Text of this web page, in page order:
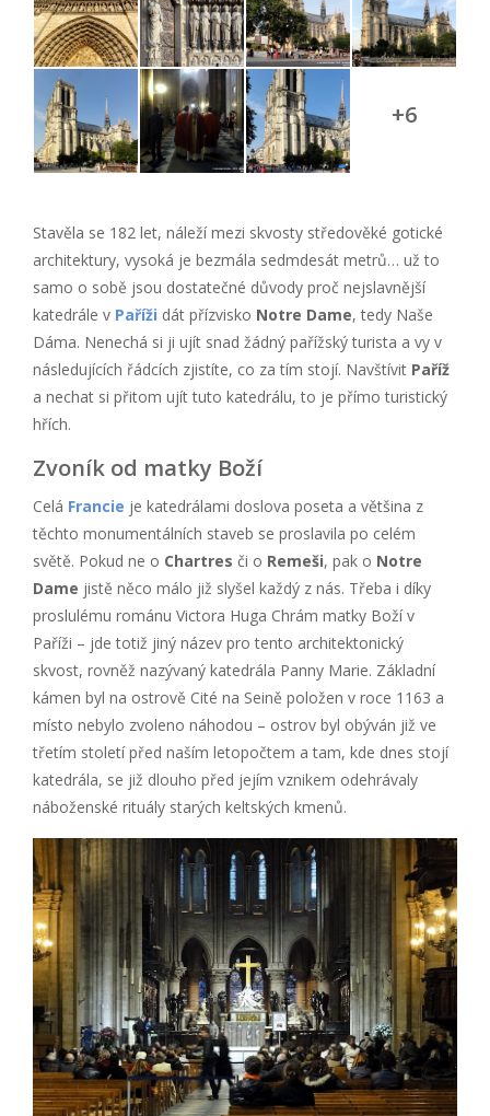
+6
Stavěla se 182 let, náleží mezi skvosty středověké gotické
architektury, vysoká je bezmála sedmdesát metrů… už to
samo o sobě jsou dostatečné důvody proč nejslavnější
katedrále v Paříži dát přízvisko Notre Dame, tedy Naše
Dáma. Nenechá si ji ujít snad žádný pařížský turista a vy v
následujících řádcích zjistíte, co za tím stojí. Navštívit Paříž
a nechat si přitom ujít tuto katedrálu, to je přímo turistický
hřích.
Zvoník od matky Boží
Celá Francie je katedrálami doslova poseta a většina z
těchto monumentálních staveb se proslavila po celém
světě. Pokud ne o Chartres či o Remeši, pak o Notre
Dame jistě něco málo již slyšel každý z nás. Třeba i díky
proslulému románu Victora Huga Chrám matky Boží v
Paříži – jde totiž jiný název pro tento architektonický
skvost, rovněž nazývaný katedrála Panny Marie. Základní
kámen byl na ostrově Cité na Seině položen v roce 1163 a
místo nebylo zvoleno náhodou – ostrov byl obýván již ve
třetím století před naším letopočtem a tam, kde dnes stojí
katedrála, se již dlouho před jejím vznikem odehrávaly
náboženské rituály starých keltských kmenů.